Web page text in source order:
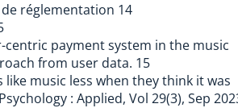
réglementation 14
centric payment system in the music
from user data. 15
like music less when they think it was
: Applied, Vol 29(3), Sep